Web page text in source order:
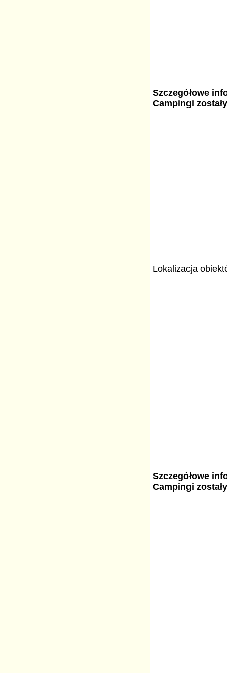
Szczegółowe
Campingi
Lokalizacja
Szczegółowe
Campingi